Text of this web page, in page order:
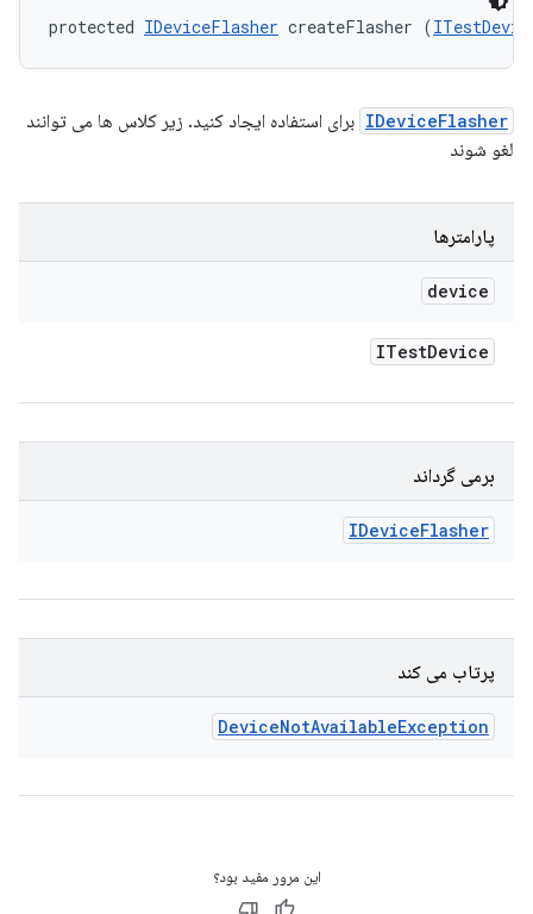
protected IDeviceFlasher createFlasher (
IDeviceFlasher برای استفاده ایجاد کنید. زیر کلاس ها می توانند
لغو شوند
پارامترها
device
ITestDevice
برمی گرداند
IDeviceFlasher
پرتاب می کند
DeviceNotAvailableException
این مرور مفید بود؟